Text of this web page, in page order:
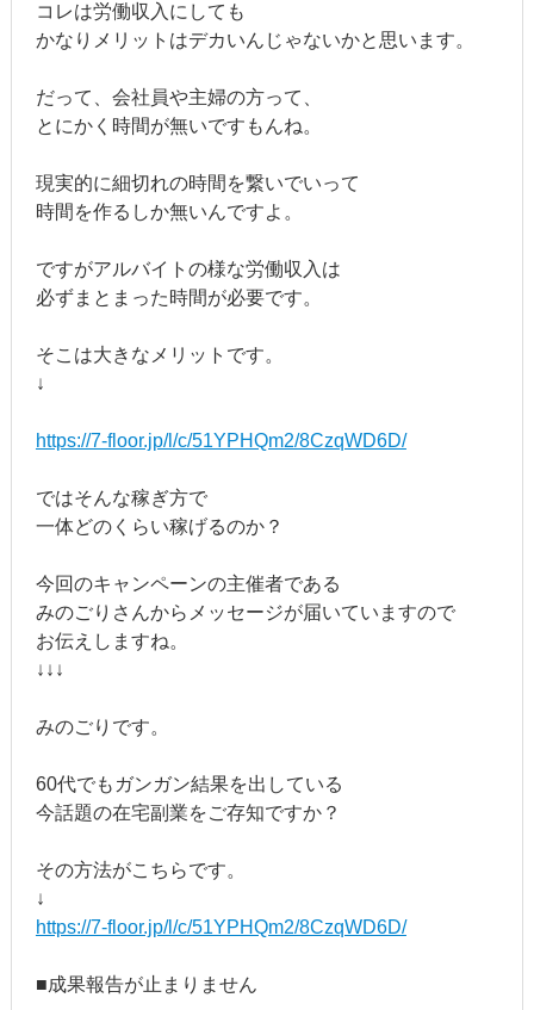
コレは労働収入にしても
かなりメリットはデカいんじゃないかと思います。
だって、会社員や主婦の方って、
とにかく時間が無いですもんね。
現実的に細切れの時間を繋いでいって
時間を作るしか無いんですよ。
ですがアルバイトの様な労働収入は
必ずまとまった時間が必要です。
そこは大きなメリットです。
↓
https://7-floor.jp/l/c/51YPHQm2/8CzqWD6D/
ではそんな稼ぎ方で
一体どのくらい稼げるのか？
今回のキャンペーンの主催者である
みのごりさんからメッセージが届いていますので
お伝えしますね。
↓↓↓
みのごりです。
60代でもガンガン結果を出している
今話題の在宅副業をご存知ですか？
その方法がこちらです。
↓
https://7-floor.jp/l/c/51YPHQm2/8CzqWD6D/
■成果報告が止まりません